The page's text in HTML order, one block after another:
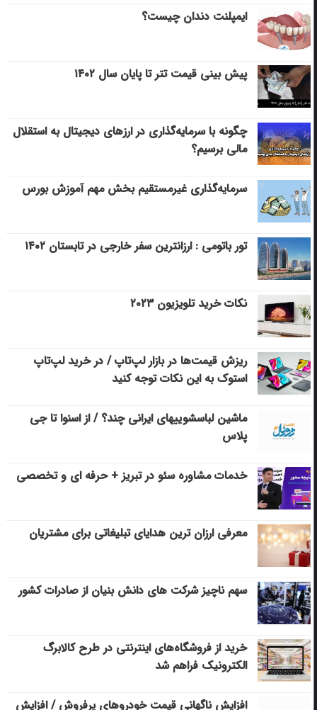
ایمپلنت دندان چیست؟
پیش بینی قیمت تتر تا پایان سال ۱۴۰۲
چگونه با سرمایه‌گذاری در ارزهای دیجیتال به استقلال
مالی برسیم؟
سرمایه‌گذاری غیرمستقیم بخش مهم آموزش بورس
تور باتومی : ارزانترین سفر خارجی در تابستان ۱۴۰۲
نکات خرید تلویزیون ۲۰۲۳
ریزش قیمت‌ها در بازار لپ‌تاپ / در خرید لپ‌تاپ
استوک به این نکات توجه کنید
ماشین لباسشویی‎های ایرانی چند؟ / از اسنوا تا جی
پلاس
خدمات مشاوره سئو در تبریز + حرفه ای و تخصصی
معرفی ارزان ترین هدایای تبلیغاتی برای مشتریان
سهم ناچیز شرکت های دانش بنیان از صادرات کشور
خرید از فروشگاه‌های اینترنتی در طرح کالابرگ
الکترونیک فراهم شد
افزایش ناگهانی قیمت خودروهای پرفروش / افزایش